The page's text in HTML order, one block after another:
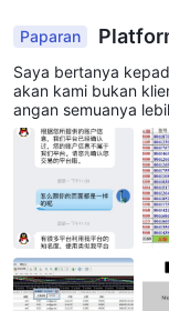
Paparan
ehilangan uang
Saya bertanya
akan kami bukan
angan semuanya